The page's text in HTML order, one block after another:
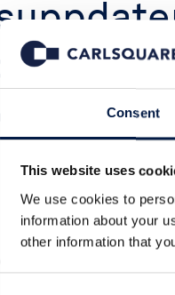
Consent
This website uses
We use cookies to
information about your
other information that
30 nov 2022
nedan: